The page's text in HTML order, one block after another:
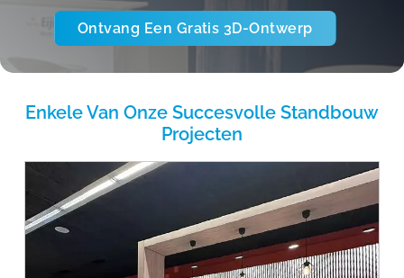
Ontvang Een Gratis 3D-Ontwerp
Enkele Van Onze Succesvolle Standbouw
Projecten